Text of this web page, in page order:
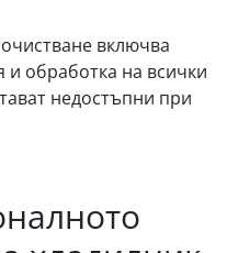
включва
и обработка на всички
недостъпни при